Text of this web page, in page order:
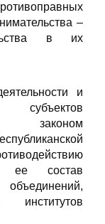
–
в их
и
субъектов
законом
ее состав